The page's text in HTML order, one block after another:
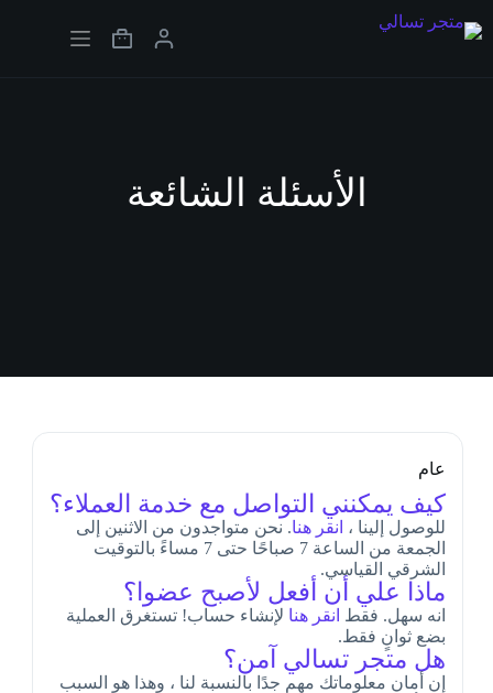
الأسئلة الشائعة
عام
كيف يمكنني التواصل مع خدمة العملاء؟
للوصول إلينا ، انقر هنا. نحن متواجدون من الاثنين إلى
الجمعة من الساعة 7 صباحًا حتى 7 مساءً بالتوقيت
الشرقي القياسي.
ماذا علي أن أفعل لأصبح عضوا؟
انه سهل. فقط انقر هنا لإنشاء حساب! تستغرق العملية
بضع ثوانٍ فقط.
هل متجر تسالي آمن؟
إن أمان معلوماتك مهم جدًا بالنسبة لنا ، وهذا هو السبب